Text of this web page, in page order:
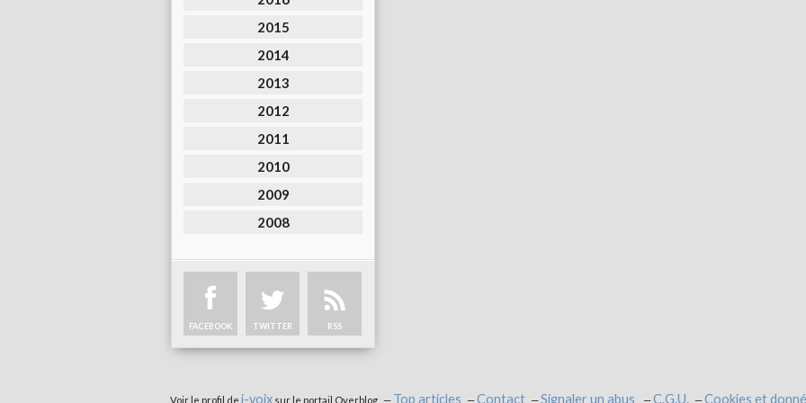
2015
2014
2013
2012
2011
2010
2009
2008
FACEBOOK TWITTER RSS
Voir le profil de i-voixsur le portail Overblog Top articles Contact Signaler un abus C.G.U. Cookies et